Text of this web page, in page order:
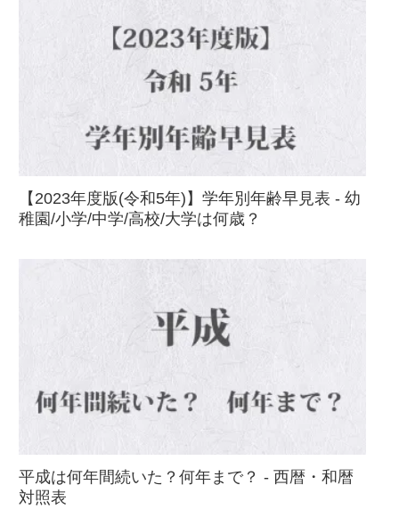
【2023年度版(令和5年)】学年別年齢早見表 - 幼
稚園/小学/中学/高校/大学は何歳？
平成は何年間続いた？何年まで？ - 西暦・和暦
対照表